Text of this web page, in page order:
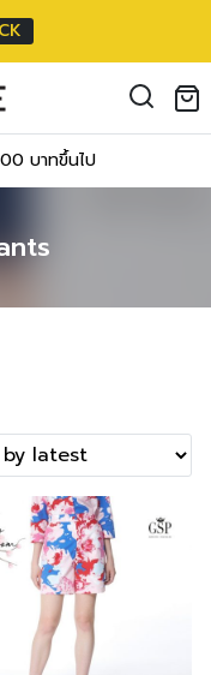
บาทขึ้นไป